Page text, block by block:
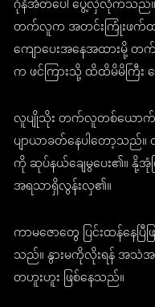
ဂုံနီအိတ်ပေါ် ပွေ့လှဲလိုက်သည်။
တက်လူက အတင်းကြုံးဖက်ထ
ကျောပေးအနေအထားမို့
က ဖင်ကြားသို့ ထိထိမိမိကြီး
လူပျိုသိုး တက်လူတစ်ယော
ပျာယာခတ်နေပါတော့သ
ကို ဆုပ်နယ်ချေမွပေး၏။ နို့
အရသာရှိလွန်းလှ၏။
ကာမဇောတွေ ပြင်းထန်နေပ
သည်။ နွားမကိုလိုးရန် အသဲအ
တဟူးဟူး ဖြစ်နေသည်။